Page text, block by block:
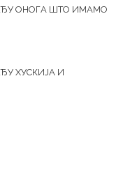
ОНОГА ШТО ИМАМО
ХУСКИЈА И